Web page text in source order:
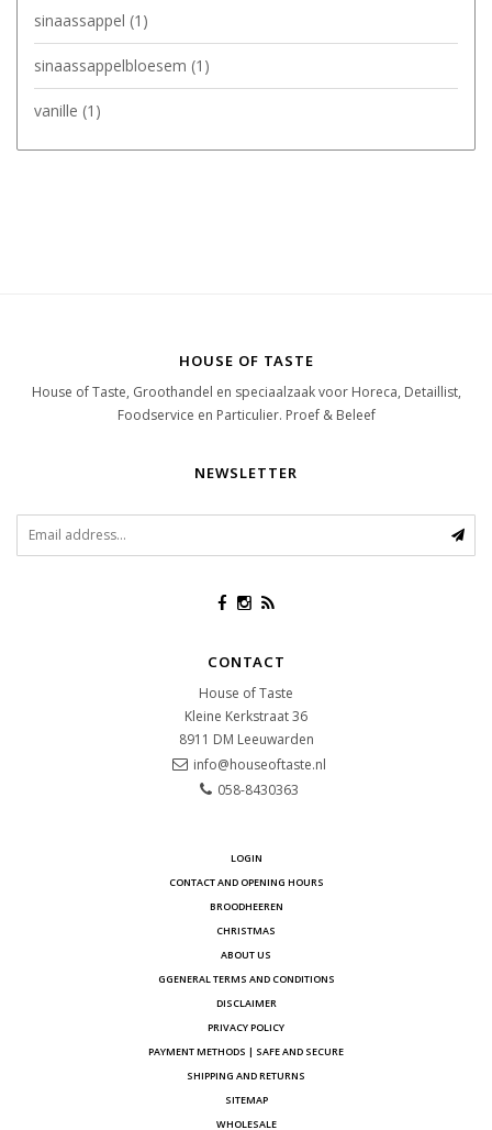
sinaassappel (1)
sinaassappelbloesem (1)
vanille (1)
HOUSE OF TASTE
House of Taste, Groothandel en speciaalzaak voor Horeca, Detaillist,
Foodservice en Particulier. Proef & Beleef
NEWSLETTER
CONTACT
House of Taste
Kleine Kerkstraat 36
8911 DM Leeuwarden
info@houseoftaste.nl
058-8430363
LOGIN
CONTACT AND OPENING HOURS
BROODHEEREN
CHRISTMAS
ABOUT US
GGENERAL TERMS AND CONDITIONS
DISCLAIMER
PRIVACY POLICY
PAYMENT METHODS | SAFE AND SECURE
SHIPPING AND RETURNS
SITEMAP
WHOLESALE